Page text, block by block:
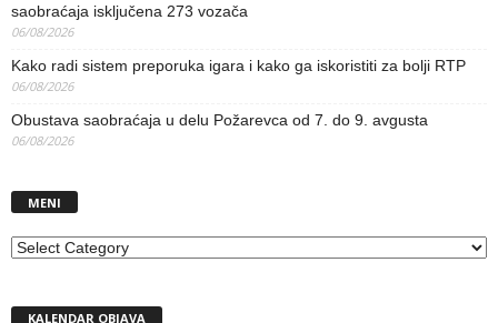
saobraćaja isključena 273 vozača
06/08/2026
Kako radi sistem preporuka igara i kako ga iskoristiti za bolji RTP
06/08/2026
Obustava saobraćaja u delu Požarevca od 7. do 9. avgusta
06/08/2026
MENI
MENI
KALENDAR OBJAVA